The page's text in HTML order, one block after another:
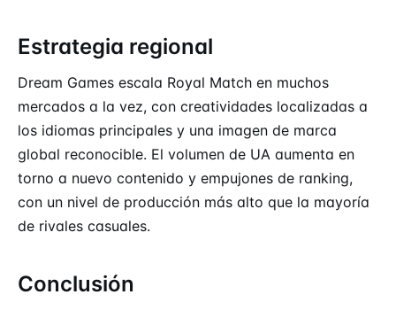
Estrategia regional
Dream Games escala Royal Match en muchos
mercados a la vez, con creatividades localizadas a
los idiomas principales y una imagen de marca
global reconocible. El volumen de UA aumenta en
torno a nuevo contenido y empujones de ranking,
con un nivel de producción más alto que la mayoría
de rivales casuales.
Conclusión